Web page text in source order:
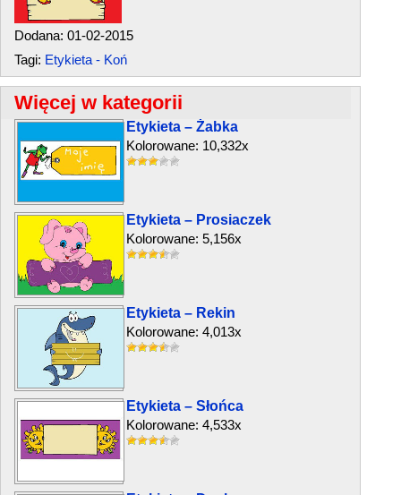
Dodana: 01-02-2015
Tagi: Etykieta - Koń
Więcej w kategorii
Etykieta – Żabka
Kolorowane: 10,332x
Etykieta – Prosiaczek
Kolorowane: 5,156x
Etykieta – Rekin
Kolorowane: 4,013x
Etykieta – Słońca
Kolorowane: 4,533x